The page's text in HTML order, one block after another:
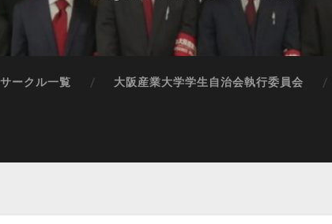
サークル一覧 大阪産業大学学生自治会執行委員会